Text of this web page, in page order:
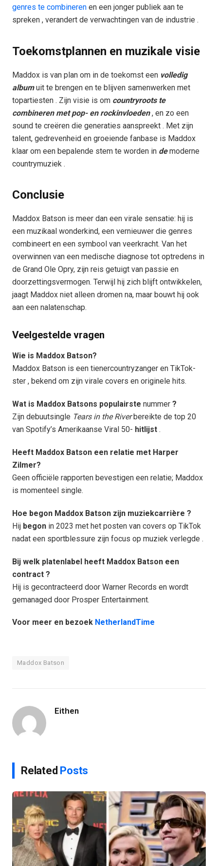
genres te combineren en een jonger publiek aan te
spreken , verandert de verwachtingen van de industrie .
Toekomstplannen en muzikale visie​
Maddox is van plan om in de toekomst een volledig
albumuit te brengen en te blijven samenwerken met
topartiesten . Zijn visie is om countryrootste
combineren metpop- en rockinvloeden, en zo een
sound te creëren die generaties aanspreekt . Met zijn
talent, gedrevenheid en groeiende fanbase is Maddox
klaar om een bepalende stem te worden in demoderne
countrymuziek .
Conclusie
Maddox Batson is meer dan een virale sensatie: hij is
een muzikaal wonderkind, een vernieuwer die genres
combineert en een symbool van veerkracht. Van het
overwinnen van een medische diagnose tot optredens in
de Grand Ole Opry, zijn reis getuigt van passie en
doorzettingsvermogen. Terwijl hij zich blijft ontwikkelen,
jaagt Maddox niet alleen dromen na, maar bouwt hij ook
aan een nalatenschap.
Veelgestelde vragen​
Wie is Maddox Batson?
Maddox Batson is een tienercountryzanger en TikTok-
ster , bekend om zijn virale covers en originele hits.
Wat is Maddox Batsons populairste nummer ?
Zijn debuutsingle Tears in the Riverbereikte de top 20
van Spotify’s Amerikaanse Viral 50- hitlijst .
Heeft Maddox Batson een relatie met Harper
Zilmer?
Geen officiële rapporten bevestigen een relatie; Maddox
is momenteel single.
Hoe begon Maddox Batson zijn muziekcarrière ?
Hij begon in 2023 met het posten van covers op TikTok
nadat een sportblessure zijn focus op muziek verlegde .
Bij welk platenlabel heeft Maddox Batson een
contract ?
Hij is gecontracteerd door Warner Records en wordt
gemanaged door Prosper Entertainment.
Voor meer en bezoek NetherlandTime
Maddox Batson
Eithen
Related Posts